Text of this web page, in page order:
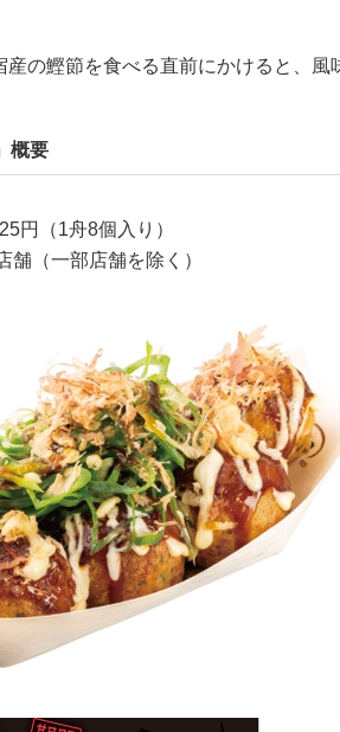
の鰹節を食べる直前にかけると、風
概要
円（1舟8個入り）
舗（一部店舗を除く）